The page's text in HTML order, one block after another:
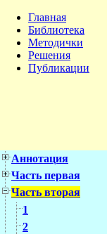
Главная
Библиотека
Методички
Решения
Публикации
Аннотация
Часть первая
Часть вторая
1
2